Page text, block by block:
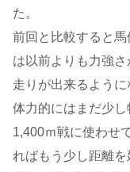
た。
前回と比較すると
は以前よりも力強
走りが出来るように
体力的にはまだ少
1,400ｍ戦に使わせ
ればもう少し距離を